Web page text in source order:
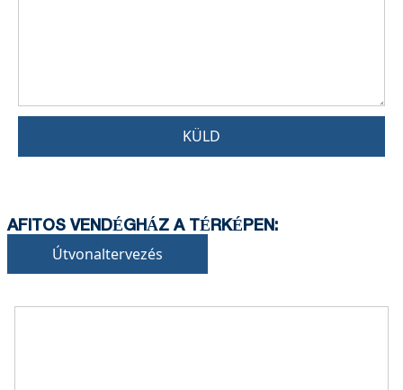
KÜLD
AFITOS VENDÉGHÁZ A TÉRKÉPEN:
Útvonaltervezés